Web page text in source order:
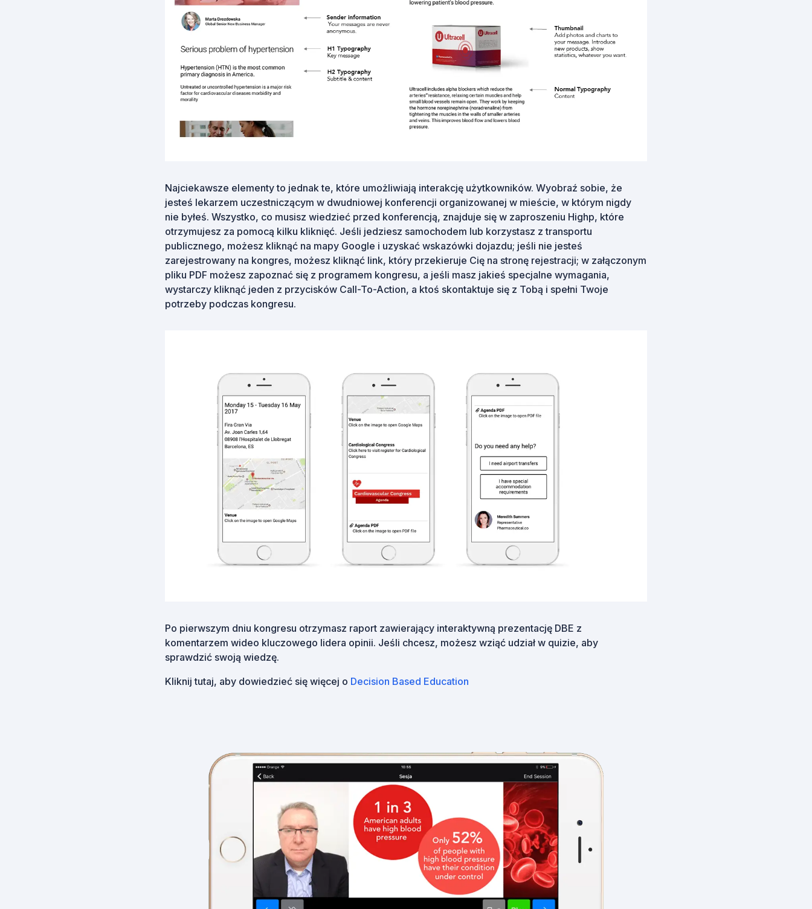
Najciekawsze elementy to jednak te, które umożliwiają interakcję użytkowników. Wyobraź sobie, że
jesteś lekarzem uczestniczącym w dwudniowej konferencji organizowanej w mieście, w którym nigdy
nie byłeś. Wszystko, co musisz wiedzieć przed konferencją, znajduje się w zaproszeniu Highp, które
otrzymujesz za pomocą kilku kliknięć. Jeśli jedziesz samochodem lub korzystasz z transportu
publicznego, możesz kliknąć na mapy Google i uzyskać wskazówki dojazdu; jeśli nie jesteś
zarejestrowany na kongres, możesz kliknąć link, który przekieruje Cię na stronę rejestracji; w załączonym
pliku PDF możesz zapoznać się z programem kongresu, a jeśli masz jakieś specjalne wymagania,
wystarczy kliknąć jeden z przycisków Call-To-Action, a ktoś skontaktuje się z Tobą i spełni Twoje
potrzeby podczas kongresu.
Po pierwszym dniu kongresu otrzymasz raport zawierający interaktywną prezentację DBE z
komentarzem wideo kluczowego lidera opinii. Jeśli chcesz, możesz wziąć udział w quizie, aby
sprawdzić swoją wiedzę.
Kliknij tutaj, aby dowiedzieć się więcej o Decision Based Education